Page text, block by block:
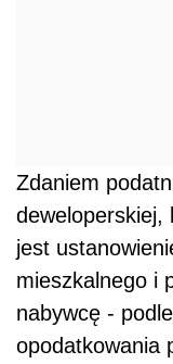
Zdaniem
deweloperskiej,
jest
mieszkalnego i
nabywcę -
opodatkowania